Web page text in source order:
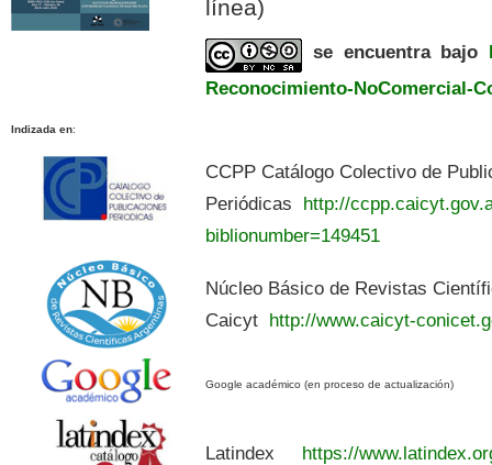
línea)
se encuentra bajo
Reconocimiento-NoComercial-
Indizada en:
CCPP Catálogo Colectivo de
Periódicas http://
biblionumber=149451
Núcleo Básico de Revistas
Caicyt http://www.caicyt-
Google académico (en proceso de actualización)
Latindex https://